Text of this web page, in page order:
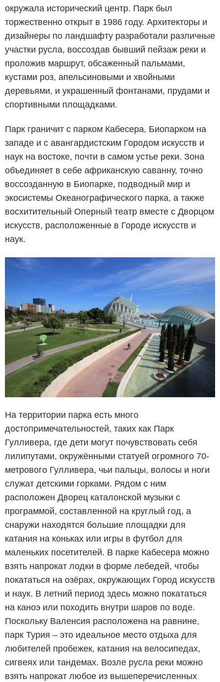
окружала исторический центр. Парк был
торжественно открыт в 1986 году. Архитекторы и
дизайнеры по ландшафту разработали различные
участки русла, воссоздав бывший пейзаж реки и
проложив маршрут, обсаженный пальмами,
кустами роз, апельсиновыми и хвойными
деревьями, и украшенный фонтанами, прудами и
спортивными площадками.
Парк граничит с парком Кабесера, Биопарком на
западе и с авангардистским Городом искусств и
наук на востоке, почти в самом устье реки. Зона
объединяет в себе африканскую саванну, точно
воссозданную в Биопарке, подводный мир и
экосистемы Океанографического парка, а также
восхитительный Оперный театр вместе с Дворцом
искусств, расположенные в Городе искусств и
наук.
На территории парка есть много
достопримечательностей, таких как Парк
Гулливера, где дети могут почувствовать себя
лилипутами, окружёнными статуей огромного 70-
метрового Гулливера, чьи пальцы, волосы и ноги
служат детскими горками. Рядом с ним
расположен Дворец каталонской музыки с
программой, составленной на круглый год, а
снаружи находятся большие площадки для
катания на коньках или игры в футбол для
маленьких посетителей. В парке Кабесера можно
взять напрокат лодки в форме лебедей, чтобы
покататься на озёрах, окружающих Город искусств
и наук. В летний период здесь можно покататься
на каноэ или походить внутри шаров по воде.
Поскольку Валенсия расположена на равнине,
парк Турия – это идеальное место отдыха для
любителей пробежек, катания на велосипедах,
сигвеях или тандемах. Возле русла реки можно
взять напрокат любое из вышеперечисленных